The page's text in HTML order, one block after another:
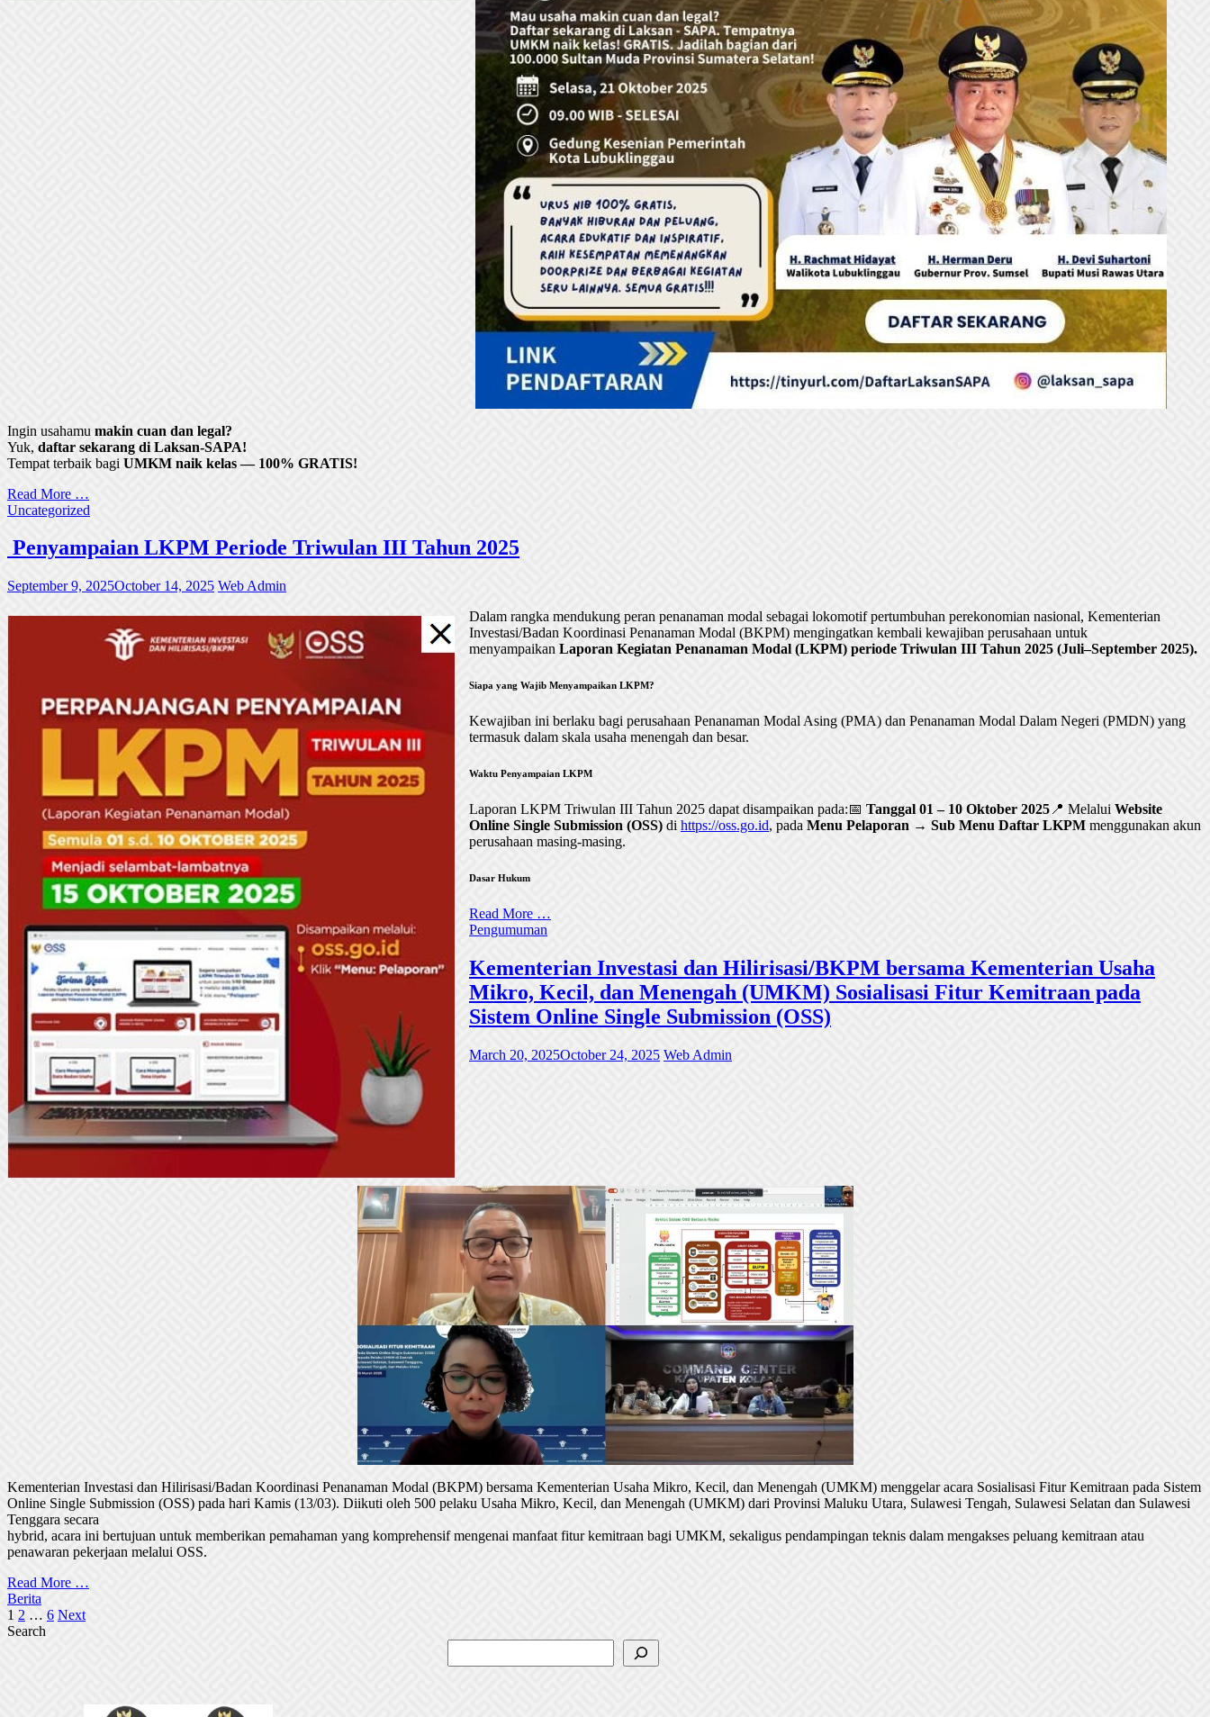
Ingin usahamu makin cuan dan legal?
Yuk, daftar sekarang di Laksan-SAPA!
Tempat terbaik bagi UMKM naik kelas — 100% GRATIS!
Read More …
Uncategorized
Penyampaian LKPM Periode Triwulan III Tahun 2025
September 9, 2025October 14, 2025 Web Admin
Dalam rangka mendukung peran penanaman modal sebagai lokomotif pertumbuhan perekonomian nasional, Kementerian
Investasi/Badan Koordinasi Penanaman Modal (BKPM) mengingatkan kembali kewajiban perusahaan untuk
menyampaikan Laporan Kegiatan Penanaman Modal (LKPM) periode Triwulan III Tahun 2025 (Juli–September 2025).
Siapa yang Wajib Menyampaikan LKPM?
Kewajiban ini berlaku bagi perusahaan Penanaman Modal Asing (PMA) dan Penanaman Modal Dalam Negeri (PMDN) yang
termasuk dalam skala usaha menengah dan besar.
Waktu Penyampaian LKPM
Laporan LKPM Triwulan III Tahun 2025 dapat disampaikan pada:📅 Tanggal 01 – 10 Oktober 2025 📍 Melalui Website
Online Single Submission (OSS) di https://oss.go.id, pada Menu Pelaporan → Sub Menu Daftar LKPM menggunakan akun
perusahaan masing-masing.
Dasar Hukum
Read More …
Pengumuman
Kementerian Investasi dan Hilirisasi/BKPM bersama Kementerian Usaha
Mikro, Kecil, dan Menengah (UMKM) Sosialisasi Fitur Kemitraan pada
Sistem Online Single Submission (OSS)
March 20, 2025October 24, 2025 Web Admin
Kementerian Investasi dan Hilirisasi/Badan Koordinasi Penanaman Modal (BKPM) bersama Kementerian Usaha Mikro, Kecil, dan Menengah (UMKM) menggelar acara Sosialisasi Fitur Kemitraan pada Sistem
Online Single Submission (OSS) pada hari Kamis (13/03). Diikuti oleh 500 pelaku Usaha Mikro, Kecil, dan Menengah (UMKM) dari Provinsi Maluku Utara, Sulawesi Tengah, Sulawesi Selatan dan Sulawesi
Tenggara secara
hybrid, acara ini bertujuan untuk memberikan pemahaman yang komprehensif mengenai manfaat fitur kemitraan bagi UMKM, sekaligus pendampingan teknis dalam mengakses peluang kemitraan atau
penawaran pekerjaan melalui OSS.
Read More …
Berita
Posts
pagination
1 2 … 6 Next
Search